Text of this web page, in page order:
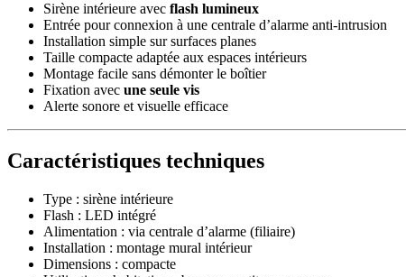
Sirène intérieure avec flash lumineux
Entrée pour connexion à une centrale d’alarme anti-intrusion
Installation simple sur surfaces planes
Taille compacte adaptée aux espaces intérieurs
Montage facile sans démonter le boîtier
Fixation avec une seule vis
Alerte sonore et visuelle efficace
Caractéristiques techniques
Type : sirène intérieure
Flash : LED intégré
Alimentation : via centrale d’alarme (filiaire)
Installation : montage mural intérieur
Dimensions : compacte